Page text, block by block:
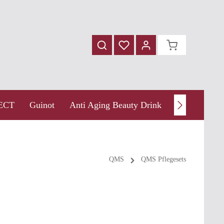
Guinot Anti Aging Beauty Drink Thalgo
QMS QMS Pflegesets